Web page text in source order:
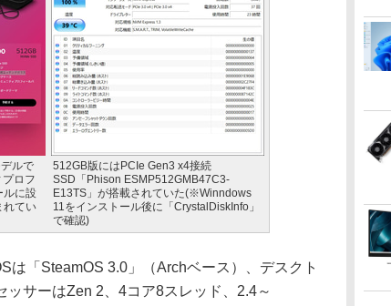
ルで
ロフ
ルに設
れてい
512GB版にはPCIe Gen3 x4接続
SSD「Phison ESMP512GMB47C3-
E13TS」が搭載されていた(※Winndows
11をインストール後に「CrystalDiskInfo」
で確認)
「SteamOS 3.0」（Archベース）、デスクト
サーはZen 2、4コア8スレッド、2.4～